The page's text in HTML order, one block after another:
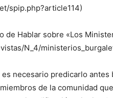
spip.php?article114)
de Hablar sobre «Los
N_4/
necesario predicarlo antes
de la comunidad